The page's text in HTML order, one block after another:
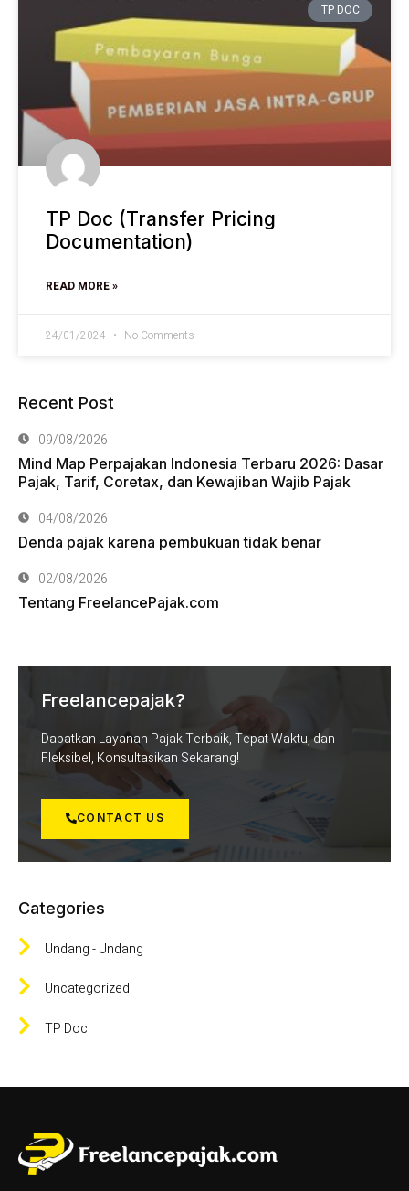
TP DOC
TP Doc (Transfer Pricing
Documentation)
READ MORE »
24/01/2024 No Comments
Recent Post
09/08/2026
Mind Map Perpajakan Indonesia Terbaru 2026: Dasar
Pajak, Tarif, Coretax, dan Kewajiban Wajib Pajak
04/08/2026
Denda pajak karena pembukuan tidak benar
02/08/2026
Tentang FreelancePajak.com
Freelancepajak?
Dapatkan Layanan Pajak Terbaik, Tepat Waktu, dan
Fleksibel, Konsultasikan Sekarang!
CONTACT US
Categories
Undang - Undang
Uncategorized
TP Doc